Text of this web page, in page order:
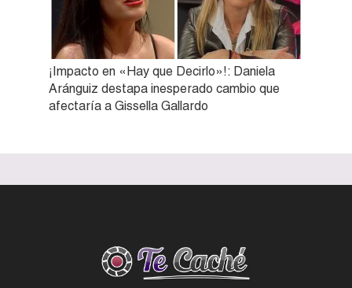
¡Impacto en «Hay que Decirlo»!: Daniela
Aránguiz destapa inesperado cambio que
afectaría a Gissella Gallardo